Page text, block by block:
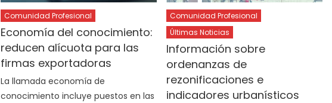
Comunidad Profesional
Economía del conocimiento:
reducen alícuota para las
firmas exportadoras
La llamada economía de
conocimiento incluye puestos en las
Comunidad Profesional
Últimas Noticias
Información sobre
ordenanzas de
rezonificaciones e
indicadores urbanísticos